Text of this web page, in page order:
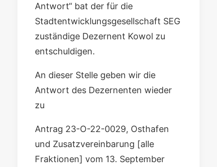
Antwort“ bat der für die
Stadtentwicklungsgesellschaft SEG
zuständige Dezernent Kowol zu
entschuldigen.
An dieser Stelle geben wir die
Antwort des Dezernenten wieder
zu
Antrag 23-O-22-0029, Osthafen
und Zusatzvereinbarung [alle
Fraktionen] vom 13. September